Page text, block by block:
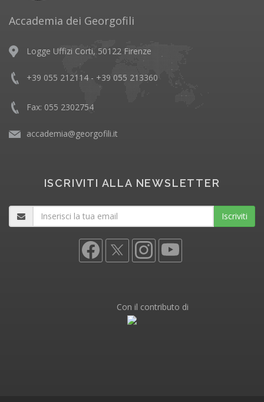
Accademia dei Georgofili
Logge Uffizi Corti, 50122 Firenze
+39 055 212114 - +39 055 213360
Fax: 055 2302754
accademia@georgofili.it
ISCRIVITI ALLA NEWSLETTER
Iscriviti
Con il contributo di